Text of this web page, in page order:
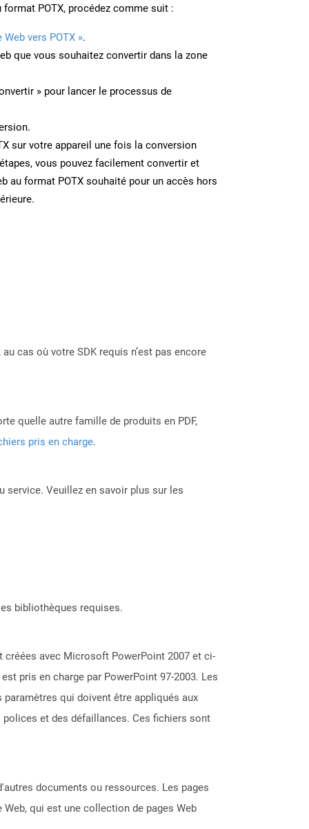
POTX, procédez comme suit :
Web vers POTX ».
que vous souhaitez convertir dans la zone
» pour lancer le processus de
sur votre appareil une fois la conversion
vous pouvez facilement convertir et
au format POTX souhaité pour un accès hors
cas où votre SDK requis n’est pas encore
quelle autre famille de produits en PDF,
pris en charge.
service. Veuillez en savoir plus sur les
bibliothèques requises.
avec Microsoft PowerPoint 2007 et ci-
pris en charge par PowerPoint 97-2003. Les
qui doivent être appliqués aux
polices et des défaillances. Ces fichiers sont
documents ou ressources. Les pages
qui est une collection de pages Web